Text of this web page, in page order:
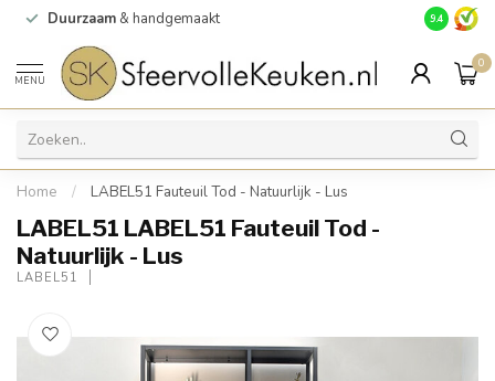
Duurzaam & handgemaakt Gratis
9.4
MENU
0
Home / LABEL51 Fauteuil Tod - Natuurlijk - Lus
LABEL51 LABEL51 Fauteuil Tod -
Natuurlijk - Lus
LABEL51